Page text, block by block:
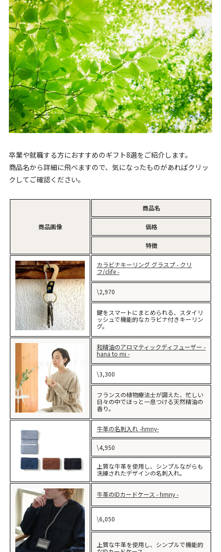
卒業や就職する方におすすめのギフト8選をご紹介します。
商品名から詳細に飛べますので、気になったものがあればクリッ
クしてご確認ください。
商品画像
商品名
価格
特徴
カラビナキーリング グラスプ - クリ
フ/clife -
\2,970
鍵をスマートにまとめられる、スタイリ
ッシュで機能的なカラビナ付きキーリン
グ。
和精油のアロマティックディフューザー -
hana to mi -
\3,300
フランスの植物療法士が調えた、忙しい
日々の中でほっと一息つける天然精油の
香り。
牛革の名刺入れ -hmny-
\4,950
上質な牛革を使用し、シンプルながらも
洗練されたデザインの名刺入れ。
牛革のIDカードケース - hmny -
\6,050
上質な牛革を使用し、シンプルで機能的